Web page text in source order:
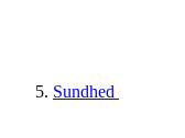
Sundhed